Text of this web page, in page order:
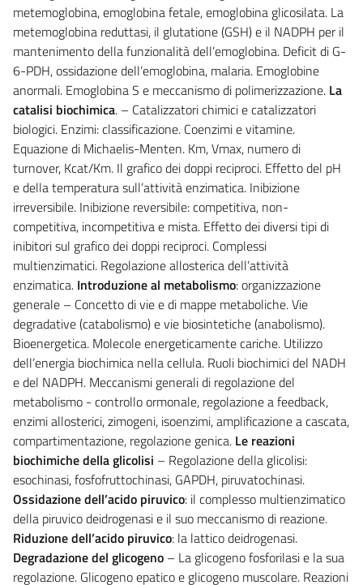
metemoglobina, emoglobina fetale, emoglobina glicosilata. La
metemoglobina reduttasi, il glutatione (GSH) e il NADPH per il
mantenimento della funzionalità dell’emoglobina. Deficit di G-
6-PDH, ossidazione dell’emoglobina, malaria. Emoglobine
anormali. Emoglobina S e meccanismo di polimerizzazione. La
catalisi biochimica. – Catalizzatori chimici e catalizzatori
biologici. Enzimi: classificazione. Coenzimi e vitamine.
Equazione di Michaelis-Menten. Km, Vmax, numero di
turnover, Kcat/Km. Il grafico dei doppi reciproci. Effetto del pH
e della temperatura sull’attività enzimatica. Inibizione
irreversibile. Inibizione reversibile: competitiva, non-
competitiva, incompetitiva e mista. Effetto dei diversi tipi di
inibitori sul grafico dei doppi reciproci. Complessi
multienzimatici. Regolazione allosterica dell’attività
enzimatica. Introduzione al metabolismo: organizzazione
generale – Concetto di vie e di mappe metaboliche. Vie
degradative (catabolismo) e vie biosintetiche (anabolismo).
Bioenergetica. Molecole energeticamente cariche. Utilizzo
dell’energia biochimica nella cellula. Ruoli biochimici del NADH
e del NADPH. Meccanismi generali di regolazione del
metabolismo - controllo ormonale, regolazione a feedback,
enzimi allosterici, zimogeni, isoenzimi, amplificazione a cascata,
compartimentazione, regolazione genica. Le reazioni
biochimiche della glicolisi – Regolazione della glicolisi:
esochinasi, fosfofruttochinasi, GAPDH, piruvatochinasi.
Ossidazione dell’acido piruvico: il complesso multienzimatico
della piruvico deidrogenasi e il suo meccanismo di reazione.
Riduzione dell’acido piruvico: la lattico deidrogenasi.
Degradazione del glicogeno – La glicogeno fosforilasi e la sua
regolazione. Glicogeno epatico e glicogeno muscolare. Reazioni